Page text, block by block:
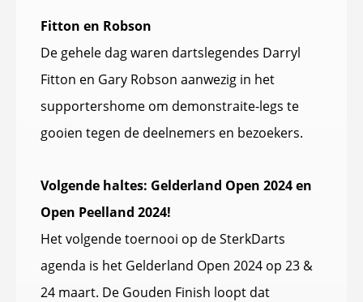
Fitton en Robson
De gehele dag waren dartslegendes Darryl
Fitton en Gary Robson aanwezig in het
supportershome om demonstraite-legs te
gooien tegen de deelnemers en bezoekers.
Volgende haltes: Gelderland Open 2024 en
Open Peelland 2024!
Het volgende toernooi op de SterkDarts
agenda is het Gelderland Open 2024 op 23 &
24 maart. De Gouden Finish loopt dat